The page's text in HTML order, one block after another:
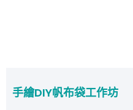
手繪DIY帆布袋工作坊